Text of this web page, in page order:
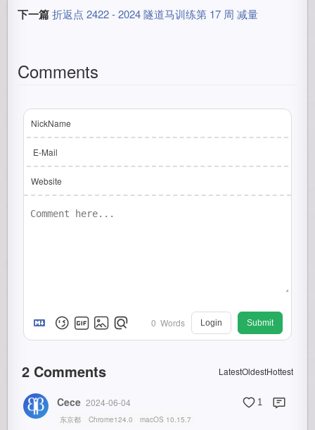
下一篇 折返点 2422 - 2024 隧道马训练第 17 周 减量
Comments
NickName
E-Mail
Website
0 Words Login Submit
2 Comments LatestOldestHottest
Cece 2024-06-04 1
东京都 Chrome124.0 macOS 10.15.7